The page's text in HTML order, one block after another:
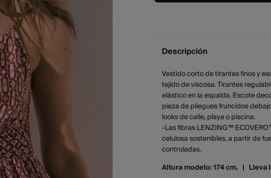
Descripción
Vestido corto de tirantes finos y
tejido de viscosa. Tirantes
elástico en la espalda. Escote
pieza de pliegues fruncidos
looks de calle, playa o piscina.
-Las fibras LENZING™
celulosa sostenibles, a partir de
controladas.
Altura modelo: 174 cm. | Lleva